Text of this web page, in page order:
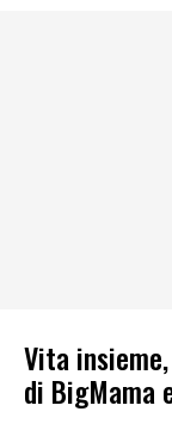
Vita
di BigMama